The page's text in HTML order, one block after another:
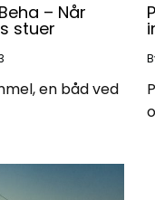
– Når
stuer
en båd ved